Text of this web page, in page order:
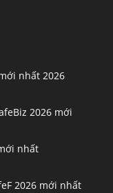
nhất 2026
2026 mới
nhất
2026 mới nhất